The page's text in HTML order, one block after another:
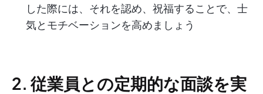
した際には、それを認め、祝福することで、士
気とモチベーションを高めましょう
2. 従業員との定期的な面談を実